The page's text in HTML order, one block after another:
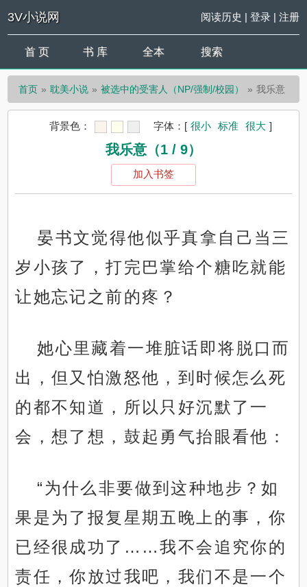
3V小说网 阅读历史 | 登录| 注册
首 页 书 库 全本 搜索
首页 耽美小说 被选中的受害人（NP/强制/校园） 我乐意
背景色： 字体： [ 很小 标准 很大 ]
我乐意（1 / 9）
加入书签
晏书文觉得他似乎真拿自己当三
岁小孩了，打完巴掌给个糖吃就能
让她忘记之前的疼？
她心里藏着一堆脏话即将脱口而
出，但又怕激怒他，到时候怎么死
的都不知道，所以只好沉默了一
会，想了想，鼓起勇气抬眼看他：
“为什么非要做到这种地步？如
果是为了报复星期五晚上的事，你
已经很成功了……我不会追究你的
责任，你放过我吧，我们不是一个